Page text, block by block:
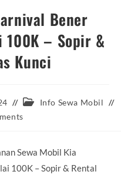
Bener
100K – Sopir &
Kunci
Post Info Sewa Mobil
Sewa Mobil Kia
100K – Sopir & Rental